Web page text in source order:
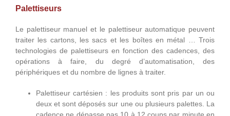
Palettiseurs
Le palettiseur manuel et le palettiseur automatique peuvent
traiter les cartons, les sacs et les boîtes en métal … Trois
technologies de palettiseurs en fonction des cadences, des
opérations à faire, du degré d’automatisation, des
périphériques et du nombre de lignes à traiter.
Palettiseur cartésien : les produits sont pris par un ou
deux et sont déposés sur une ou plusieurs palettes. La